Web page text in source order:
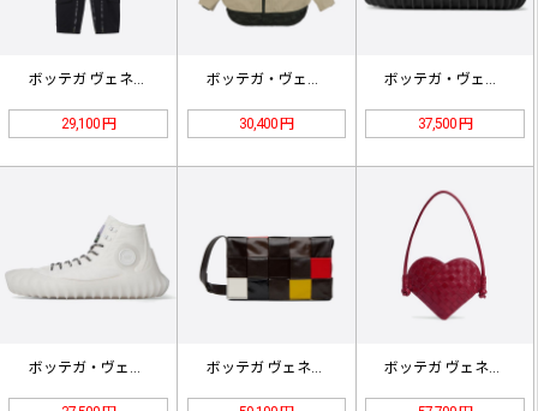
ボッテガ ヴェネタ 多機能ジップポケ…
29,100 円 30,400 円 37,500 円
ボッテガ・ヴェネタ デンバーナイロン… ボッテガ ヴェネタ マルチカラー カ… ボッテガ ヴェネタ ミニ ソルスティ…